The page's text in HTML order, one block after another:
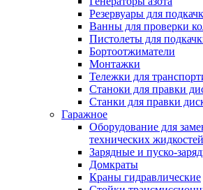
Резервуары для
Ванны для проверки
Пистолеты для
Бортоотжиматели
Монтажки
Тележки для
Станоки для правки
Станки для правки
Гаражное
Оборудование для
технических жидкостей
Зарядные и пуско-
Домкраты
Краны гидравлические